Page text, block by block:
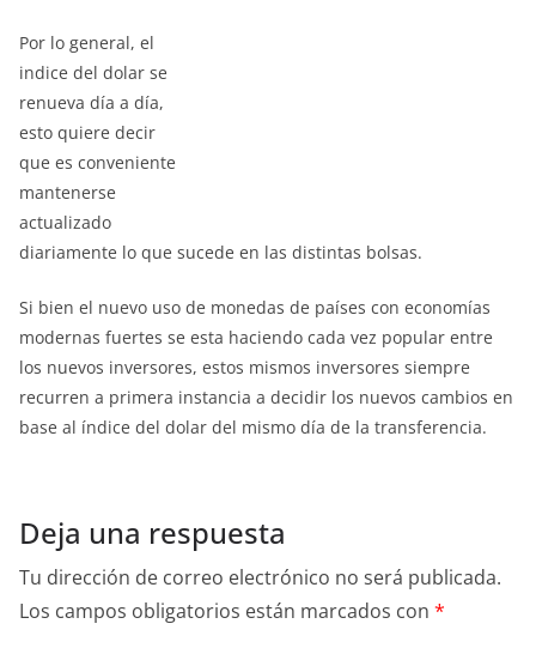
Por lo general, el
indice del dolar se
renueva día a día,
esto quiere decir
que es conveniente
mantenerse
actualizado
diariamente lo que sucede en las distintas bolsas.
Si bien el nuevo uso de monedas de países con economías
modernas fuertes se esta haciendo cada vez popular entre
los nuevos inversores, estos mismos inversores siempre
recurren a primera instancia a decidir los nuevos cambios en
base al índice del dolar del mismo día de la transferencia.
Deja una respuesta
Tu dirección de correo electrónico no será publicada.
Los campos obligatorios están marcados con *